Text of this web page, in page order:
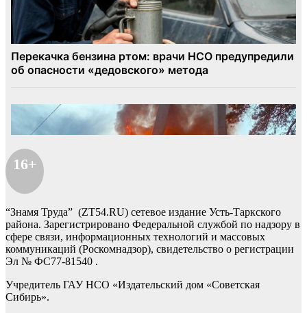
16+
“Знамя Труда” (ZT54.RU) сетевое издание Усть-Таркского
района. Зарегистрировано Федеральной службой по надзору в
сфере связи, информационных технологий и массовых
коммуникаций (Роскомнадзор), свидетельство о регистрации
Эл № ФС77-81540 .
Учредитель ГАУ НСО «Издательский дом «Советская
Сибирь».